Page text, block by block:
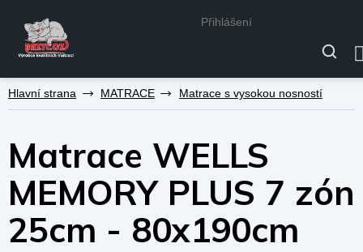
na
Přihlášení
MATRACE Matrace s vysokou nosností
Matrace WELLS
MEMORY PLUS 7 zón
25cm - 80x190cm